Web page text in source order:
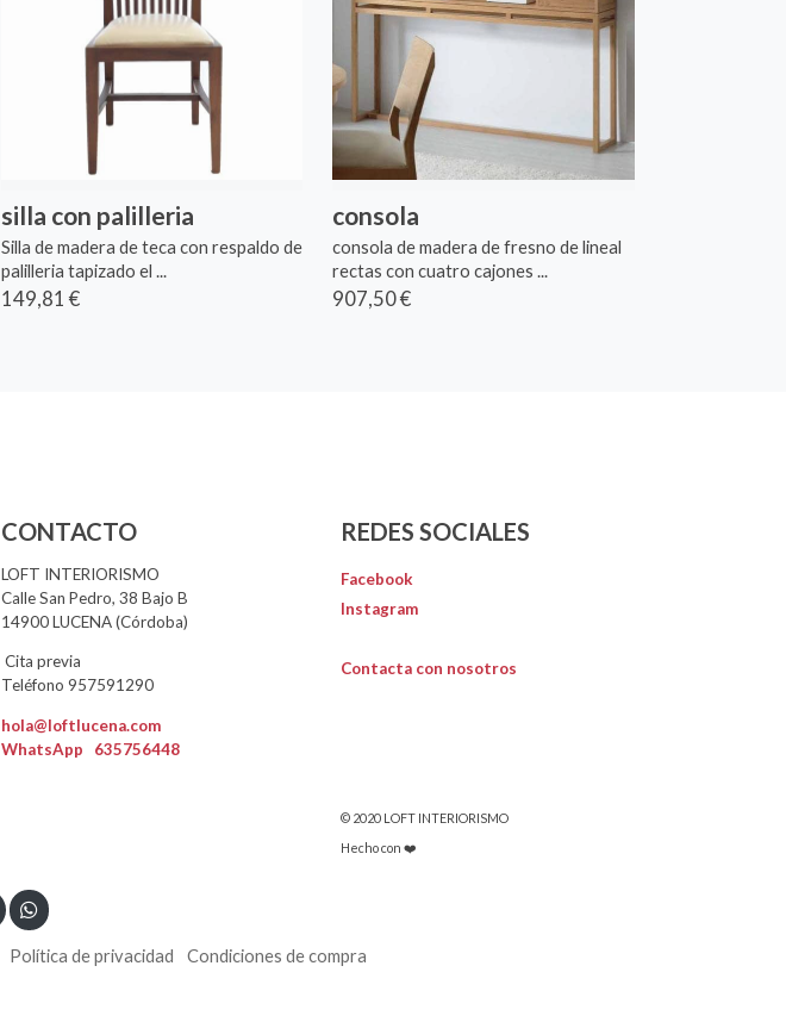
silla con palilleria
Silla de madera de teca con respaldo de
palilleria tapizado el ...
149,81 €
consola
consola de madera de fresno de lineal
rectas con cuatro cajones ...
907,50 €
CONTACTO
LOFT INTERIORISMO
Calle San Pedro, 38 Bajo B
14900 LUCENA (Córdoba)
Cita previa
Teléfono 957591290
hola@loftlucena.com
WhatsApp 635756448
REDES SOCIALES
Facebook
Instagram
Contacta con nosotros
© 2020 LOFT INTERIORISMO
Hecho con ❤️
Política de privacidad Condiciones de compra